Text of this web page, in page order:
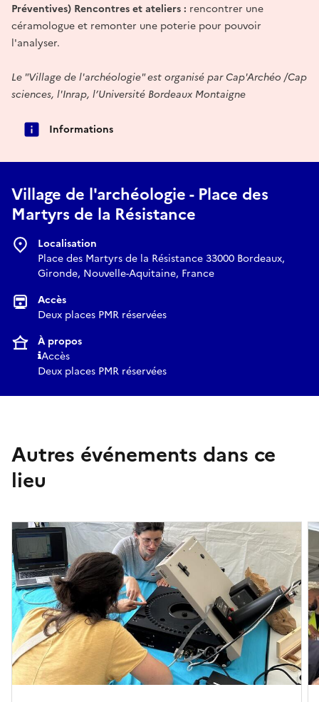
Préventives) Rencontres et ateliers : rencontrer une
céramologue et remonter une poterie pour pouvoir
l'analyser.
Le "Village de l'archéologie" est organisé par Cap'Archéo /Cap
sciences, l'Inrap, l’Université Bordeaux Montaigne
Informations
Village de l'archéologie - Place des
Martyrs de la Résistance
Localisation
Place des Martyrs de la Résistance 33000 Bordeaux,
Gironde, Nouvelle-Aquitaine, France
Accès
Deux places PMR réservées
À propos
Accès
Deux places PMR réservées
Autres événements dans ce
lieu